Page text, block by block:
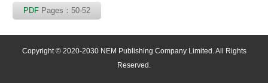
PDF Pages：50-52
Copyright © 2020-2030 NEM Publishing Company Limited. All Rights
Reserved.